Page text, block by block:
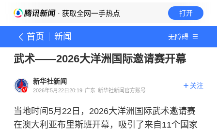
· 获取全网一手热点 打开
首页 新闻 无障碍
武术——2026大洋洲国际邀请赛开幕
新华社新闻
2026年5月22日20:19 广东 新华社新闻官方账号
关注
当地时间5月22日，2026大洋洲国际武术邀请赛
在澳大利亚布里斯班开幕，吸引了来自11个国家